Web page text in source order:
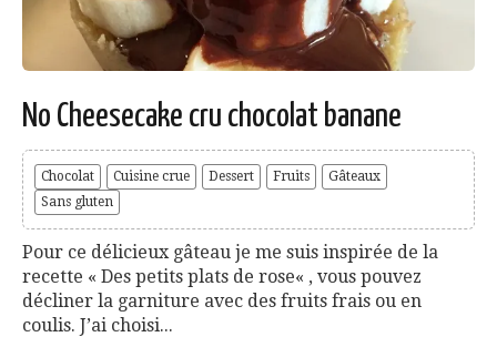
No Cheesecake cru chocolat banane
Chocolat Cuisine crue Dessert Fruits
Gâteaux
Sans gluten
Pour ce délicieux gâteau je me suis inspirée de la
recette « Des petits plats de rose« , vous pouvez
décliner la garniture avec des fruits frais ou en
coulis. J’ai choisi...